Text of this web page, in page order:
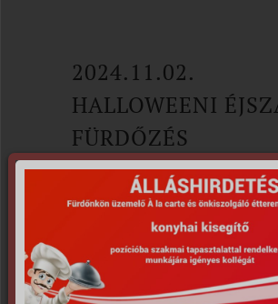
2024.11.02.
HALLOWEENI
FÜRDŐZÉS
3,000Ft
FergetegesHalloweeni beltéri
hangulat! Itt aludnál?! Pihenj
www.minihotelpapa.hu
Nicht vorrätig